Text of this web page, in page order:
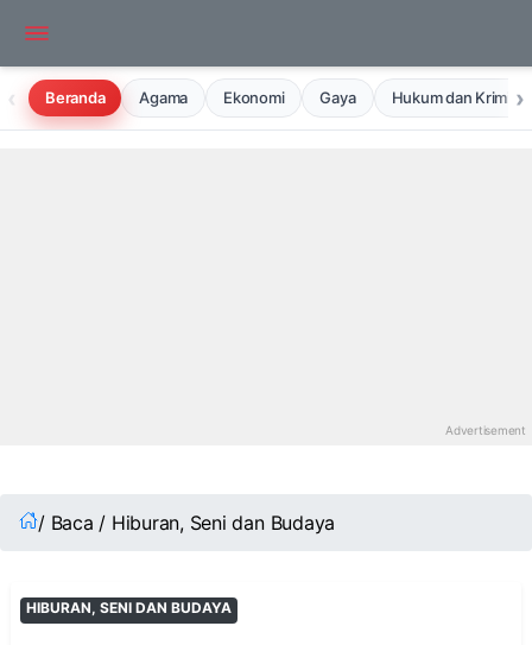
‹ Beranda Agama Ekonomi Gaya Hukum dan ›
/ Baca / Hiburan, Seni dan Budaya
HIBURAN, SENI DAN BUDAYA